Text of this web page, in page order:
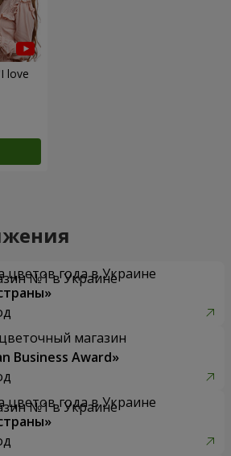
love
цветов года в Украине
магазин
Business Award»
цветов года в Украине